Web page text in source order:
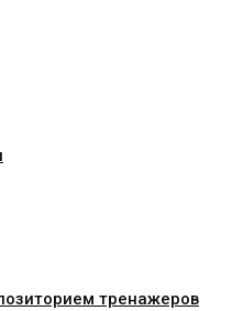
тренажеров